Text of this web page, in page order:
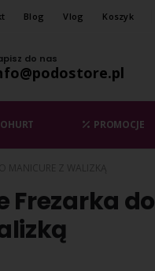
Blog Vlog Koszyk
do nas
PROMOCJE
Frezarka do